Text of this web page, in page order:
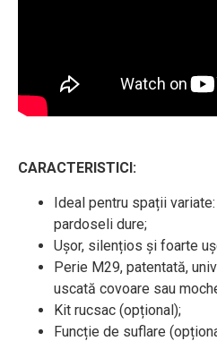
CARACTERISTICI:
Ideal pentru spații
pardoseli dure;
Ușor, silențios și foarte
Perie M29, patentată,
uscată covoare sau
Kit rucsac (opțional);
Funcție de suflare